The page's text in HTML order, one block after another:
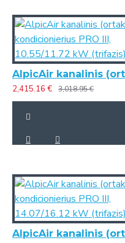
2,415.16 € 3,018.95 €